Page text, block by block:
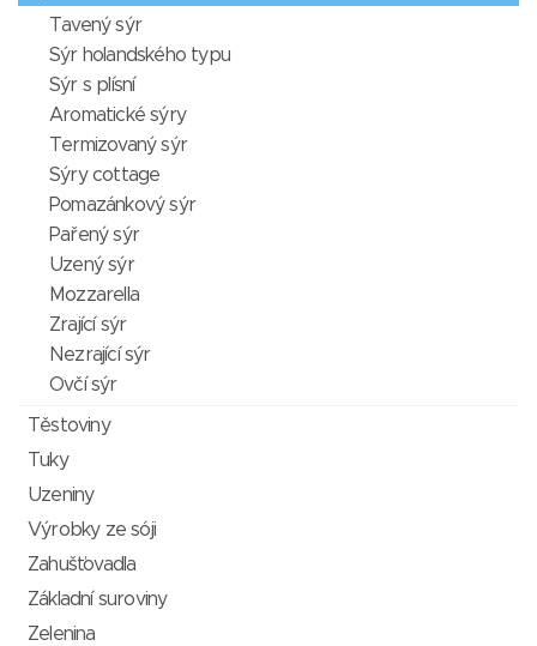
Tavený sýr
Sýr holandského typu
Sýr s plísní
Aromatické sýry
Termizovaný sýr
Sýry cottage
Pomazánkový sýr
Pařený sýr
Uzený sýr
Mozzarella
Zrající sýr
Nezrající sýr
Ovčí sýr
Těstoviny
Tuky
Uzeniny
Výrobky ze sóji
Zahušťovadla
Základní suroviny
Zelenina